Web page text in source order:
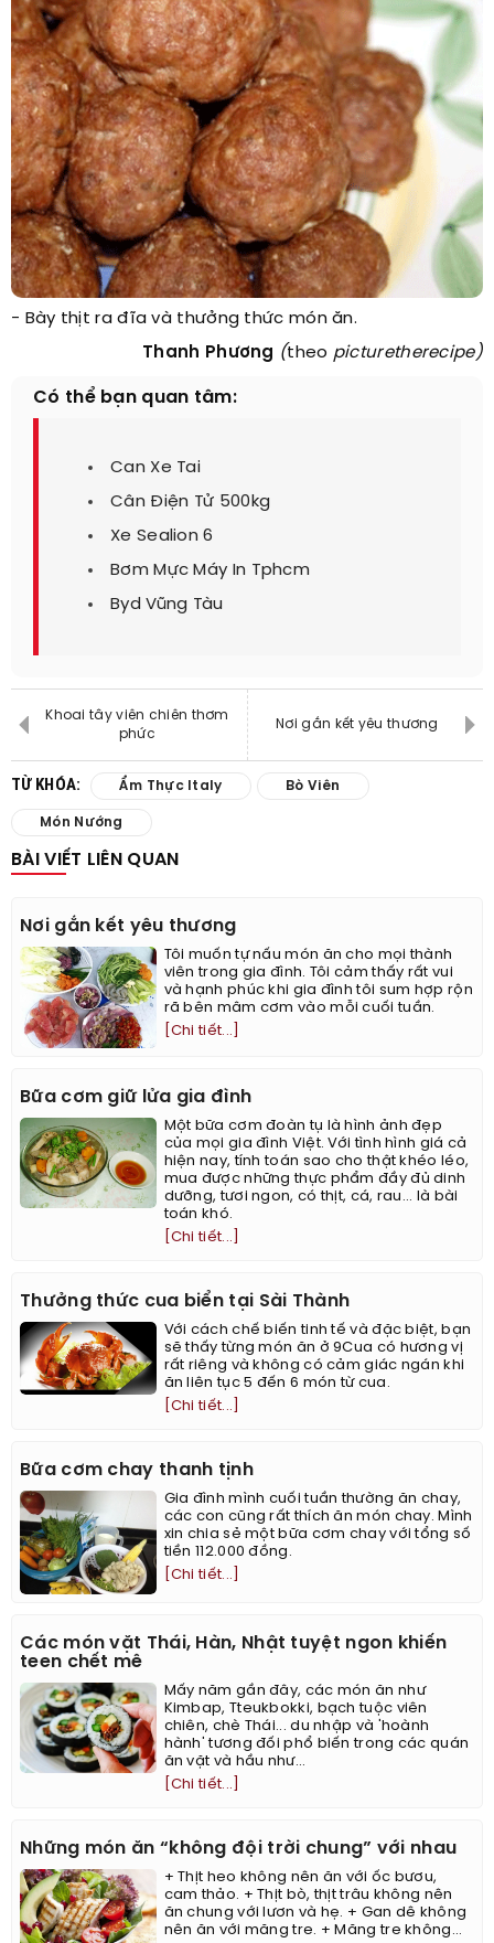
- Bày thịt ra đĩa và thưởng thức món ăn.
Thanh Phương (theo picturetherecipe)
Có thể bạn quan tâm:
Can Xe Tai
Cân Điện Tử 500kg
Xe Sealion 6
Bơm Mực Máy In Tphcm
Byd Vũng Tàu
Khoai tây viên chiên thơm
phức
Nơi gắn kết yêu thương
TỪ KHÓA: Ẩm Thực Italy Bò Viên
Món Nướng
BÀI VIẾT LIÊN QUAN
Nơi gắn kết yêu thương
Tôi muốn tự nấu món ăn cho mọi thành
viên trong gia đình. Tôi cảm thấy rất vui
và hạnh phúc khi gia đình tôi sum hợp rộn
rã bên mâm cơm vào mỗi cuối tuần.
[Chi tiết...]
Bữa cơm giữ lửa gia đình
Một bữa cơm đoàn tụ là hình ảnh đẹp
của mọi gia đình Việt. Với tình hình giá cả
hiện nay, tính toán sao cho thật khéo léo,
mua được những thực phẩm đầy đủ dinh
dưỡng, tươi ngon, có thịt, cá, rau... là bài
toán khó.
[Chi tiết...]
Thưởng thức cua biển tại Sài Thành
Với cách chế biến tinh tế và đặc biệt, bạn
sẽ thấy từng món ăn ở 9Cua có hương vị
rất riêng và không có cảm giác ngán khi
ăn liên tục 5 đến 6 món từ cua.
[Chi tiết...]
Bữa cơm chay thanh tịnh
Gia đình mình cuối tuần thường ăn chay,
các con cũng rất thích ăn món chay. Mình
xin chia sẻ một bữa cơm chay với tổng số
tiền 112.000 đồng.
[Chi tiết...]
Các món vặt Thái, Hàn, Nhật tuyệt ngon khiến
teen chết mê
Mấy năm gần đây, các món ăn như
Kimbap, Tteukbokki, bạch tuộc viên
chiên, chè Thái... du nhập và 'hoành
hành' tương đối phổ biến trong các quán
ăn vặt và hầu như...
[Chi tiết...]
Những món ăn “không đội trời chung” với nhau
+ Thịt heo không nên ăn với ốc bươu,
cam thảo. + Thịt bò, thịt trâu không nên
ăn chung với lươn và hẹ. + Gan dê không
nên ăn với măng tre. + Măng tre không...